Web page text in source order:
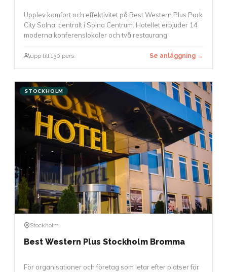
Upplev komfort och effektivitet på Best Western Plus Park
City Solna, centralt i Solna Centrum. Hotellet erbjuder 14
moderna konferenslokaler och två restaurang
upp till 130 pers. Se anläggning →
STOCKHOLM
Stockholm
Best Western Plus Stockholm Bromma
För organisationer och företag som letar efter platser för